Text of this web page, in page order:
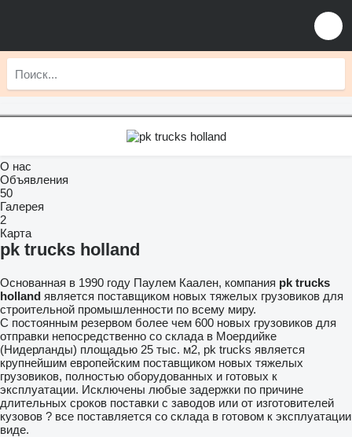
О нас
Объявления
50
Галерея
2
Карта
pk trucks holland
Основанная в 1990 году Паулем Каален, компания pk trucks
holland является поставщиком новых тяжелых грузовиков для
строительной промышленности по всему миру.
С постоянным резервом более чем 600 новых грузовиков для
отправки непосредственно со склада в Моердийке
(Нидерланды) площадью 25 тыс. м2, pk trucks является
крупнейшим европейским поставщиком новых тяжелых
грузовиков, полностью оборудованных и готовых к
эксплуатации. Исключены любые задержки по причине
длительных сроков поставки с заводов или от изготовителей
кузовов ? все поставляется со склада в готовом к эксплуатации
виде.